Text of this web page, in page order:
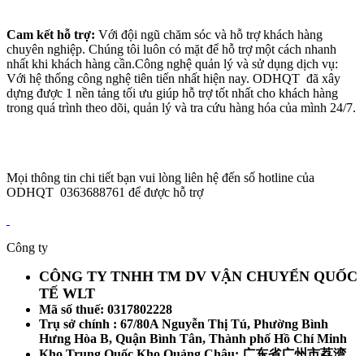
Cam kết hỗ trợ: Với đội ngũ chăm sóc và hỗ trợ khách hàng
chuyên nghiệp. Chúng tôi luôn có mặt để hỗ trợ một cách nhanh
nhất khi khách hàng cần.Công nghệ quản lý và sử dụng dịch vụ:
Với hệ thống công nghệ tiên tiến nhất hiện nay. ODHQT đã xây
dựng được 1 nền tảng tối ưu giúp hỗ trợ tốt nhất cho khách hàng
trong quá trình theo dõi, quản lý và tra cứu hàng hóa của mình 24/7.
Mọi thông tin chi tiết bạn vui lòng liên hệ đến số hotline của
ODHQT 0363688761 để được hỗ trợ
Công ty
CÔNG TY TNHH TM DV VẬN CHUYỂN QUỐC
TẾ WLT
Mã số thuế: 0317802228
Trụ sở chính : 67/80A Nguyễn Thị Tú, Phường Bình
Hưng Hòa B, Quận Bình Tân, Thành phố Hồ Chí Minh